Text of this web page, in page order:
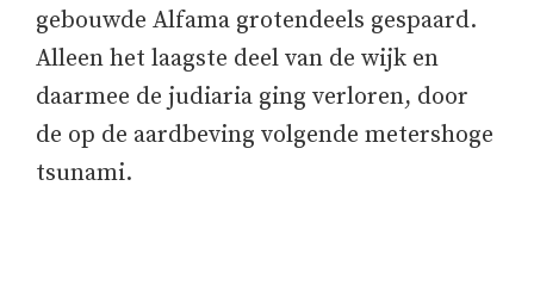
gebouwde Alfama grotendeels gespaard.
Alleen het laagste deel van de wijk en
daarmee de judiaria ging verloren, door
de op de aardbeving volgende metershoge
tsunami.